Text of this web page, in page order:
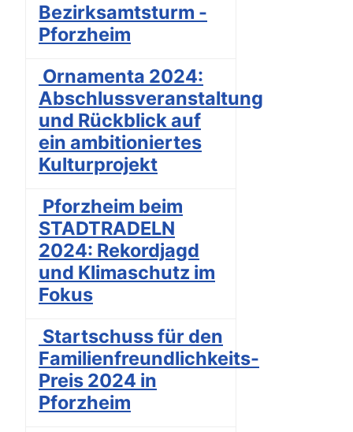
Bezirksamtsturm -
Pforzheim
Ornamenta 2024:
Abschlussveranstaltung
und Rückblick auf
ein ambitioniertes
Kulturprojekt
Pforzheim beim
STADTRADELN
2024: Rekordjagd
und Klimaschutz im
Fokus
Startschuss für den
Familienfreundlichkeits-
Preis 2024 in
Pforzheim